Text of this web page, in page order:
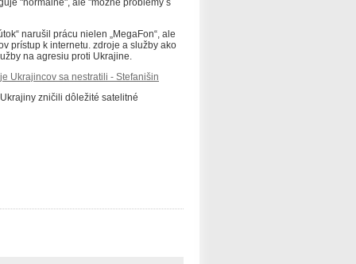
"normálne", ale "možné problémy s
narušil prácu nielen „MegaFon“, ale
prístup k internetu. zdroje a služby ako
na agresiu proti Ukrajine.
Ukrajincov sa nestratili - Stefanišin
zničili dôležité satelitné